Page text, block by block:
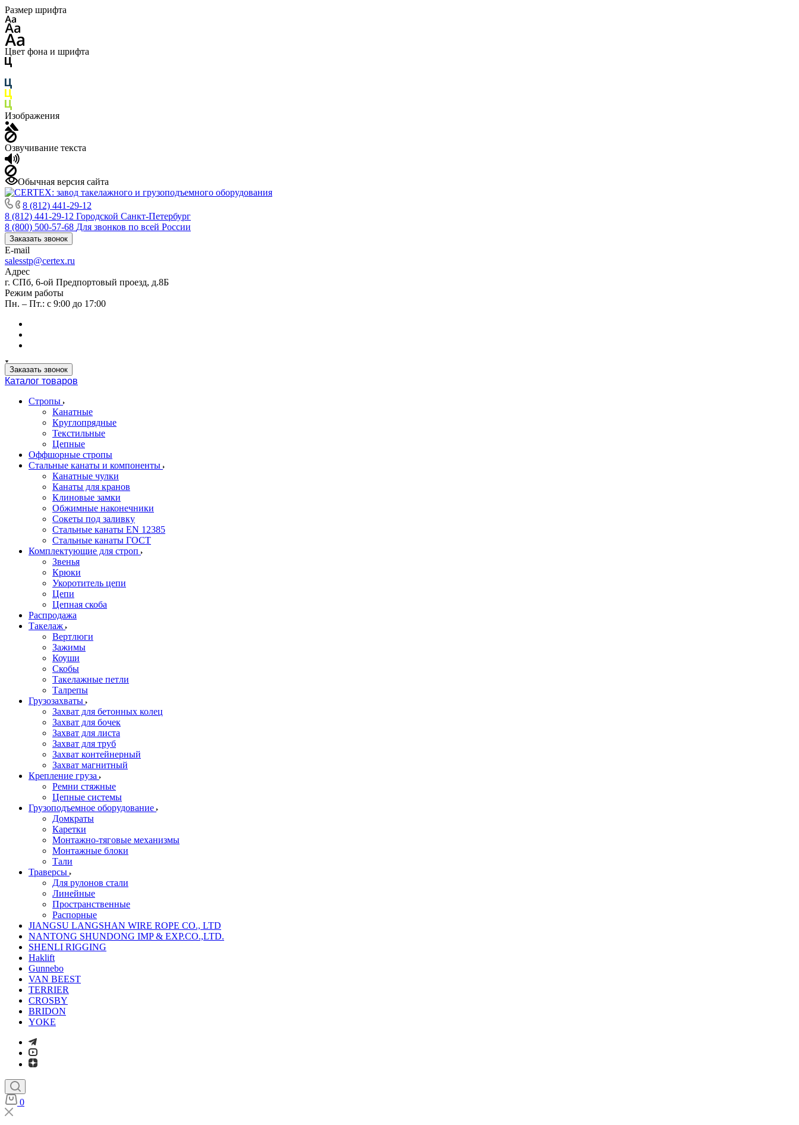
Размер шрифта
Цвет фона и шрифта
Изображения
Озвучивание текста
Обычная версия сайта
8 (812) 441-29-12
8 (812) 441-29-12 Городской Санкт-Петербург
8 (800) 500-57-68 Для звонков по всей России
Заказать звонок
E-mail
salesstp@certex.ru
Адрес
г. СПб, 6-ой Предпортовый проезд, д.8Б
Режим работы
Пн. – Пт.: с 9:00 до 17:00
Заказать звонок
Каталог товаров
Стропы
Канатные
Круглопрядные
Текстильные
Цепные
Оффшорные стропы
Стальные канаты и компоненты
Канатные чулки
Канаты для кранов
Клиновые замки
Обжимные наконечники
Сокеты под заливку
Стальные канаты EN 12385
Стальные канаты ГОСТ
Комплектующие для строп
Звенья
Крюки
Укоротитель цепи
Цепи
Цепная скоба
Распродажа
Такелаж
Вертлюги
Зажимы
Коуши
Скобы
Такелажные петли
Талрепы
Грузозахваты
Захват для бетонных колец
Захват для бочек
Захват для листа
Захват для труб
Захват контейнерный
Захват магнитный
Крепление груза
Ремни стяжные
Цепные системы
Грузоподъемное оборудование
Домкраты
Каретки
Монтажно-тяговые механизмы
Монтажные блоки
Тали
Траверсы
Для рулонов стали
Линейные
Пространственные
Распорные
JIANGSU LANGSHAN WIRE ROPE CO., LTD
NANTONG SHUNDONG IMP & EXP.CO.,LTD.
SHENLI RIGGING
Haklift
Gunnebo
VAN BEEST
TERRIER
CROSBY
BRIDON
YOKE
0